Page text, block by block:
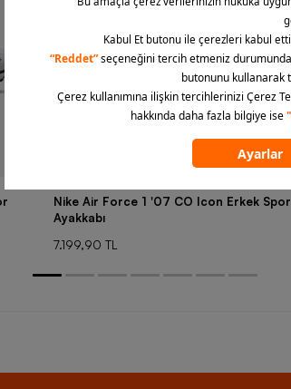
Nike Air Force 1 '07 CO Icon Erkek Spor
Ayakkabı
7.199,90 TL